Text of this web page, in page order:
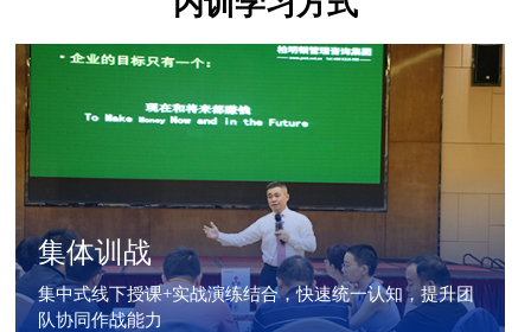
集体训战
集中式线下授课+实战演练结合，快速统一认知，提升团
队协同作战能力